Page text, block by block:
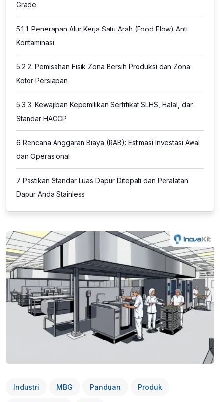
Grade
5.1 1. Penerapan Alur Kerja Satu Arah (Food Flow) Anti
Kontaminasi
5.2 2. Pemisahan Fisik Zona Bersih Produksi dan Zona
Kotor Persiapan
5.3 3. Kewajiban Kepemilikan Sertifikat SLHS, Halal, dan
Standar HACCP
6 Rencana Anggaran Biaya (RAB): Estimasi Investasi Awal
dan Operasional
7 Pastikan Standar Luas Dapur Ditepati dan Peralatan
Dapur Anda Stainless
Industri MBG Panduan Produk